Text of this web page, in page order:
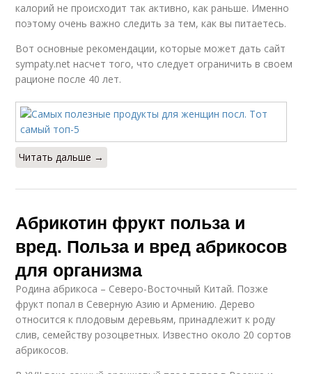
калорий не происходит так активно, как раньше. Именно
поэтому очень важно следить за тем, как вы питаетесь.
Вот основные рекомендации, которые может дать сайт
sympaty.net насчет того, что следует ограничить в своем
рационе после 40 лет.
Читать дальше →
Абрикотин фрукт польза и
вред. Польза и вред абрикосов
для организма
Родина абрикоса – Северо-Восточный Китай. Позже
фрукт попал в Северную Азию и Армению. Дерево
относится к плодовым деревьям, принадлежит к роду
слив, семейству розоцветных. Известно около 20 сортов
абрикосов.